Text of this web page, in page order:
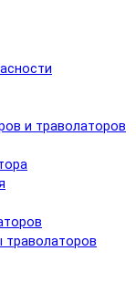
и траволаторов
траволаторов